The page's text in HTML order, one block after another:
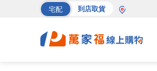
宅配 到店取貨